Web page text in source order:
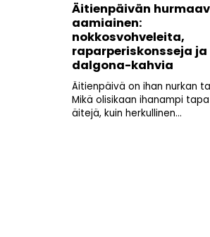
Äitienpäivän
aamiainen:
nokkosvohveleita,
raparperiskonsseja ja
dalgona-kahvia
Äitienpäivä on ihan nurkan
Mikä olisikaan ihanampi
äitejä, kuin herkullinen...